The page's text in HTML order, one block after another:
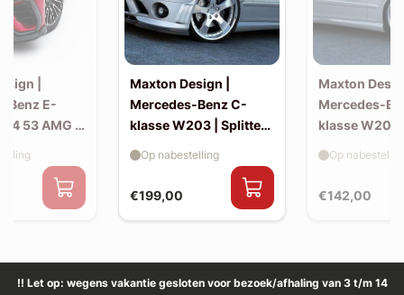
|
Benz E-
53 AMG |
Maxton Design |
Mercedes-Benz C-
klasse W203 | Splitter
bumper)
€199,00
Op nabestelling
Maxton
Mercedes-
klasse W203
€142,00
Op
!! Let op: wegens vakantie gesloten voor bezoek/afhaling van 3 t/m 14